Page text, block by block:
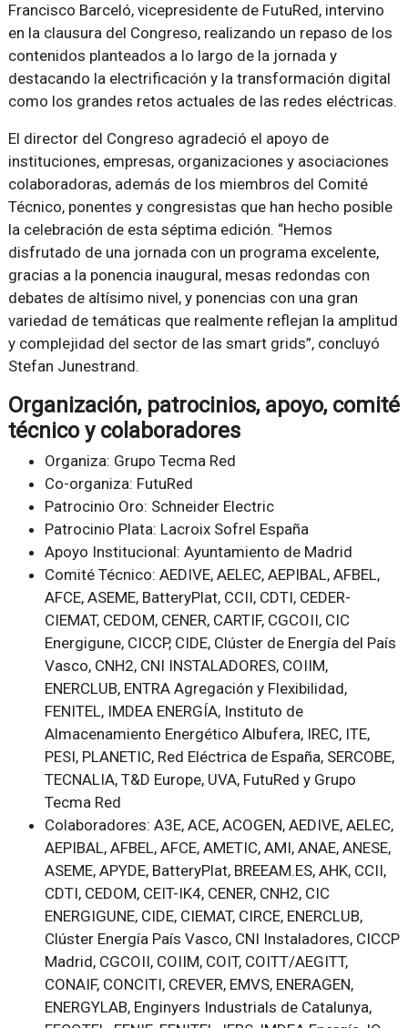
Francisco Barceló, vicepresidente de FutuRed, intervino
en la clausura del Congreso, realizando un repaso de los
contenidos planteados a lo largo de la jornada y
destacando la electrificación y la transformación digital
como los grandes retos actuales de las redes eléctricas.
El director del Congreso agradeció el apoyo de
instituciones, empresas, organizaciones y asociaciones
colaboradoras, además de los miembros del Comité
Técnico, ponentes y congresistas que han hecho posible
la celebración de esta séptima edición. “Hemos
disfrutado de una jornada con un programa excelente,
gracias a la ponencia inaugural, mesas redondas con
debates de altísimo nivel, y ponencias con una gran
variedad de temáticas que realmente reflejan la amplitud
y complejidad del sector de las smart grids”, concluyó
Stefan Junestrand.
Organización, patrocinios, apoyo, comité
técnico y colaboradores
Organiza: Grupo Tecma Red
Co-organiza: FutuRed
Patrocinio Oro: Schneider Electric
Patrocinio Plata: Lacroix Sofrel España
Apoyo Institucional: Ayuntamiento de Madrid
Comité Técnico: AEDIVE, AELEC, AEPIBAL, AFBEL,
AFCE, ASEME, BatteryPlat, CCII, CDTI, CEDER-
CIEMAT, CEDOM, CENER, CARTIF, CGCOII, CIC
Energigune, CICCP, CIDE, Clúster de Energía del País
Vasco, CNH2, CNI INSTALADORES, COIIM,
ENERCLUB, ENTRA Agregación y Flexibilidad,
FENITEL, IMDEA ENERGÍA, Instituto de
Almacenamiento Energético Albufera, IREC, ITE,
PESI, PLANETIC, Red Eléctrica de España, SERCOBE,
TECNALIA, T&D Europe, UVA, FutuRed y Grupo
Tecma Red
Colaboradores: A3E, ACE, ACOGEN, AEDIVE, AELEC,
AEPIBAL, AFBEL, AFCE, AMETIC, AMI, ANAE, ANESE,
ASEME, APYDE, BatteryPlat, BREEAM.ES, AHK, CCII,
CDTI, CEDOM, CEIT-IK4, CENER, CNH2, CIC
ENERGIGUNE, CIDE, CIEMAT, CIRCE, ENERCLUB,
Clúster Energía País Vasco, CNI Instaladores, CICCP
Madrid, CGCOII, COIIM, COIT, COITT/AEGITT,
CONAIF, CONCITI, CREVER, EMVS, ENERAGEN,
ENERGYLAB, Enginyers Industrials de Catalunya,